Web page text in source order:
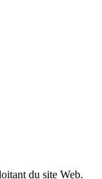
du site Web.